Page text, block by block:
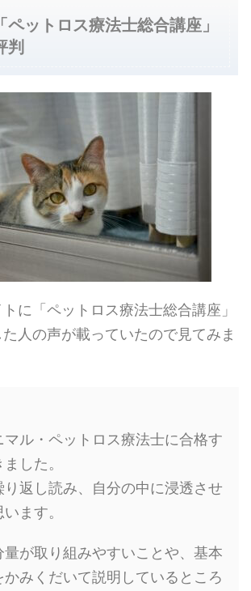
ペットロス療法士総合講座」
判
に「ペットロス療法士総合講座」
人の声が載っていたので見てみま
マル・ペットロス療法士に合格す
した。
り返し読み、自分の中に浸透させ
ます。
量が取り組みやすいことや、基本
かみくだいて説明しているところ